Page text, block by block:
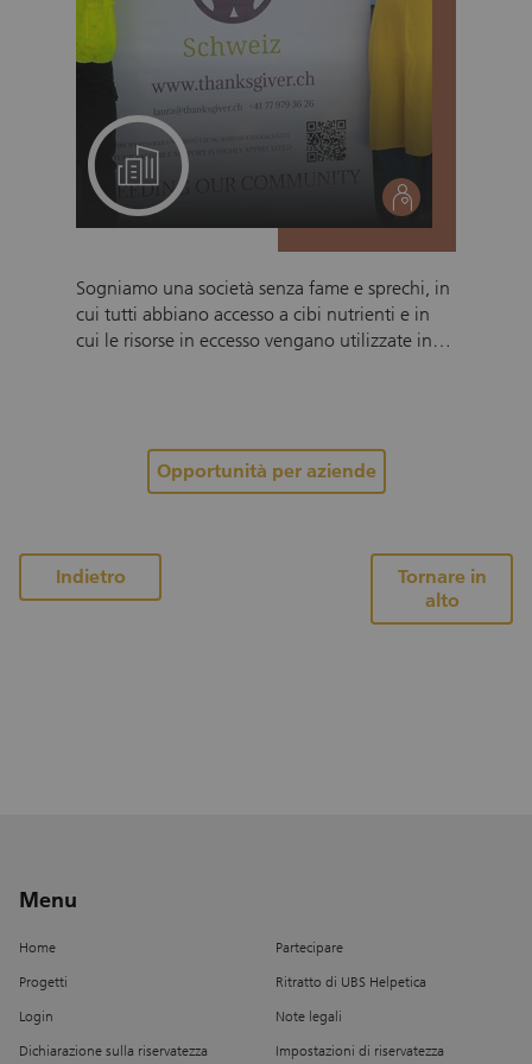
Un progetto per il suo team
social
Sogniamo una società senza fame e sprechi, in
cui tutti abbiano accesso a cibi nutrienti e in
cui le risorse in eccesso vengano utilizzate in
prodotti (tra cui alimenti freschi, pane, latticini,
beni di lunga conservazione e articoli di uso
quotidiano come quelli per la cura personale)
confezionati e distribuiti a persone in difficoltà
dai nostri volontari. Tutti i prodotti non più
idonei al consumo umano ma che sono ancora
utilizzabili vengono consegnati in modo
Opportunità per aziende
Indietro
Tornare in
alto
Menu
Home Partecipare
Progetti Ritratto di UBS Helpetica
Login Note legali
Dichiarazione sulla riservatezza Impostazioni di riservatezza